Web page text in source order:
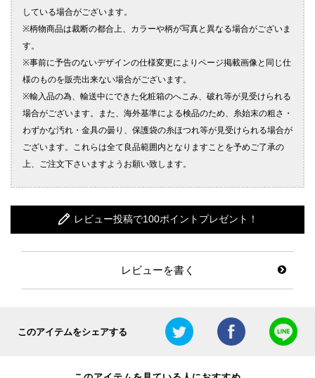
レビュー投稿で100ポイントプレゼント！
レビューを書く
このアイテムをシェアする